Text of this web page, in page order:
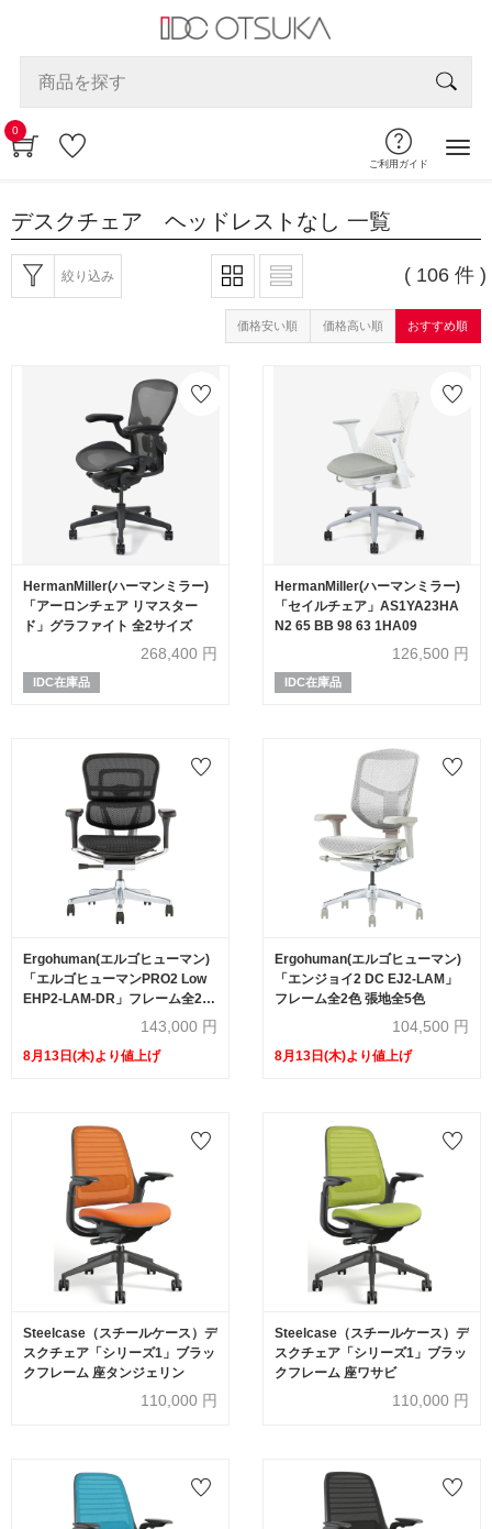
0
ご利用ガイド
デスクチェア ヘッドレストなし 一覧
絞り込み ( 106 件 )
価格安い順 価格高い順 おすすめ順
HermanMiller(ハーマンミラー)
「アーロンチェア リマスター
ド」グラファイト 全2サイズ
268,400 円
IDC在庫品
HermanMiller(ハーマンミラー)
「セイルチェア」AS1YA23HA
N2 65 BB 98 63 1HA09
126,500 円
IDC在庫品
Ergohuman(エルゴヒューマン)
「エルゴヒューマンPRO2 Low
EHP2-LAM-DR」フレーム全2色
143,000 円
8月13日(木)より値上げ
Ergohuman(エルゴヒューマン)
「エンジョイ2 DC EJ2-LAM」
フレーム全2色 張地全5色
104,500 円
8月13日(木)より値上げ
Steelcase（スチールケース）デ
スクチェア「シリーズ1」ブラッ
クフレーム 座タンジェリン
110,000 円
Steelcase（スチールケース）デ
スクチェア「シリーズ1」ブラッ
クフレーム 座ワサビ
110,000 円